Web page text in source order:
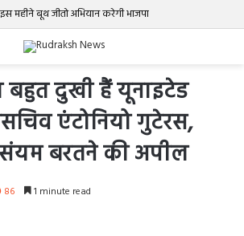
महीने बूथ जीतो अभियान करेगी भाजपा
बहुत दुखी हैं यूनाइटेड
एंटोनियो गुटेरस,
बरतने की अपील
86 1 minute read